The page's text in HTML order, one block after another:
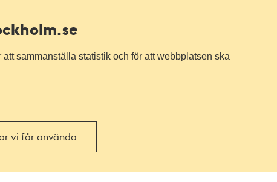
sammanställa statistik och för att webbplatsen ska
vi får använda